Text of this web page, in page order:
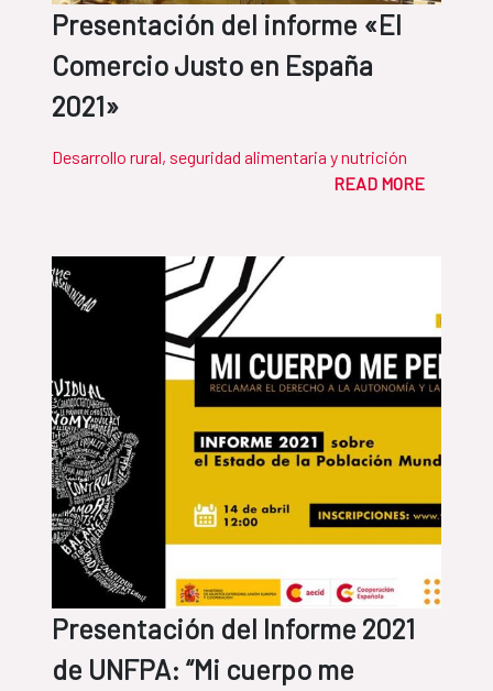
Presentación del informe «El
Comercio Justo en España
2021»
Desarrollo rural, seguridad alimentaria y nutrición
READ MORE
Presentación del Informe 2021
de UNFPA: “Mi cuerpo me